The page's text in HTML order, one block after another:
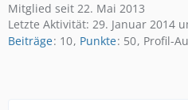
Mitglied seit 22. Mai 2013
Letzte Aktivität: 29. Januar 2014
Beiträge 10 Punkte 50 Profil-